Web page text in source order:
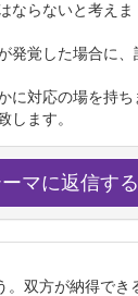
ならないと考えま
発覚した場合に、
に対応の場を持ち
します。
マに返信する
。双方が納得でき